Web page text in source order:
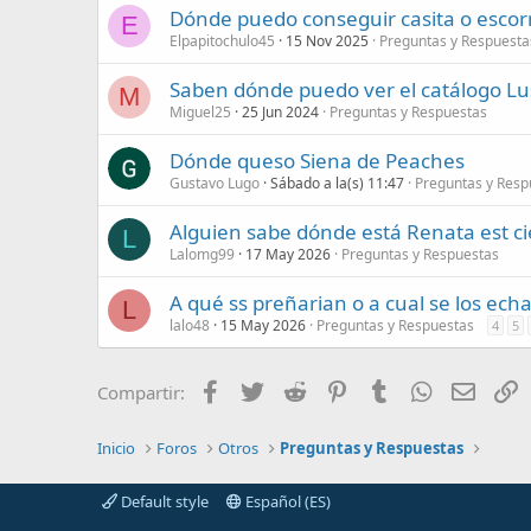
s
:
E Dónde puedo conseguir casita o
Elpapitochulo45 15 Nov 2025 Preguntas y
M Saben dónde puedo ver el catálogo
Miguel25 25 Jun 2024 Preguntas y Respuestas
Dónde queso Siena de Peaches
Gustavo Lugo Sábado a la(s) 11:47 Preguntas y
L Alguien sabe dónde está Renata est
Lalomg99 17 May 2026 Preguntas y Respuestas
L A qué ss preñarian o a cual se los
lalo48 15 May 2026 Preguntas y Respuestas 4 5
Compartir: Facebook
Twitter Reddit PinterestTumblrWhatsApp
Inicio Foros Otros Preguntas y Respuestas
Default style Español (ES)